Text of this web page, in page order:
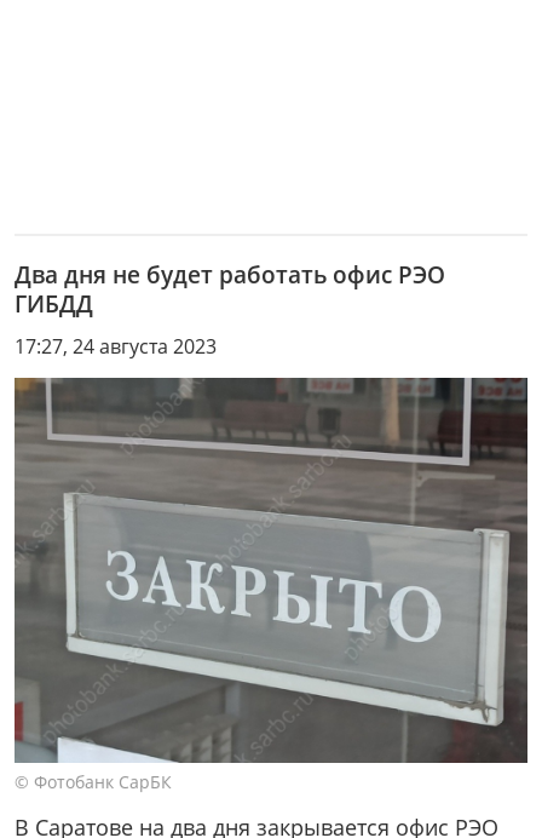
Два дня не будет работать офис РЭО
ГИБДД
17:27, 24 августа 2023
© Фотобанк СарБК
В Саратове на два дня закрывается офис РЭО